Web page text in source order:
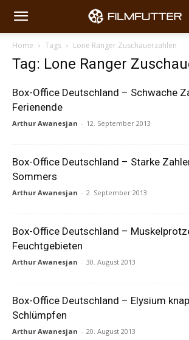
Home Tags Lone Ranger Zuschauerzahlen
Tag: Lone Ranger
Box-Office Deutschland – Schwache
Ferienende
Arthur Awanesjan - 12. September 2013
Box-Office Deutschland – Starke
Sommers
Arthur Awanesjan - 2. September 2013
Box-Office Deutschland –
Feuchtgebieten
Arthur Awanesjan - 30. August 2013
Box-Office Deutschland – Elysium
Schlümpfen
Arthur Awanesjan - 20. August 2013